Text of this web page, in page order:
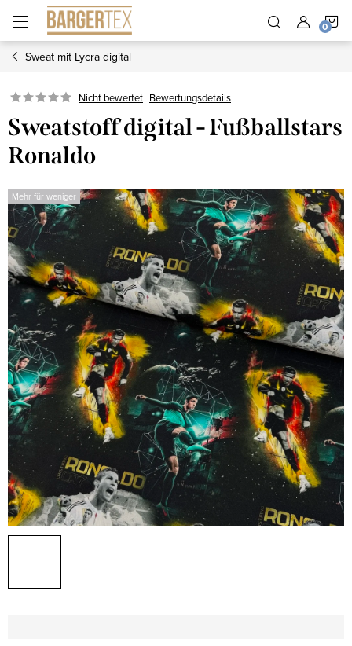
Inhalt
springen
Sweat mit Lycra digital
Nicht bewertet Bewertungsdetails
Sweatstoff digital - Fußballstars
Ronaldo
Mehr für weniger